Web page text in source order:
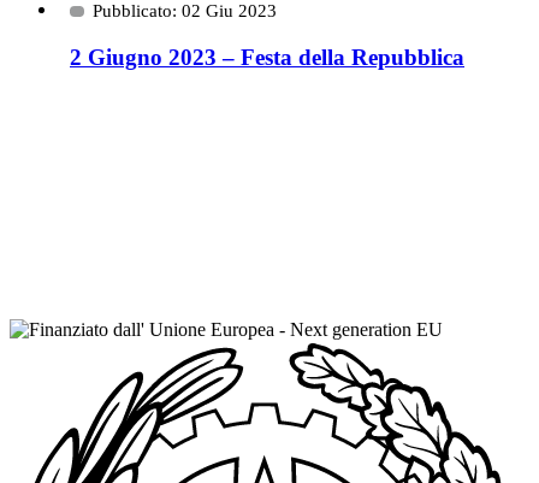
Pubblicato: 02 Giu 2023
2 Giugno 2023 – Festa della Repubblica